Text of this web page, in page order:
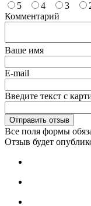
5
4 3
Комментарий
Ваше имя
E-mail
Введите текст с
Все поля формы
Отзыв будет